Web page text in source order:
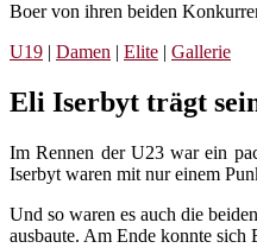
Boer von ihren beiden
U19 | Damen | Elite | Gallerie
Eli Iserbyt trägt
Im Rennen der U23 war ein
Iserbyt waren mit nur einem
Und so waren es auch die
ausbaute. Am Ende konnte